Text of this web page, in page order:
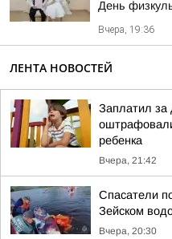
День
Вчера, 19:36
ЛЕНТА НОВОСТЕЙ
Заплатил за
ребенка
Вчера, 21:42
Спасатели
Зейском
Вчера, 20:30